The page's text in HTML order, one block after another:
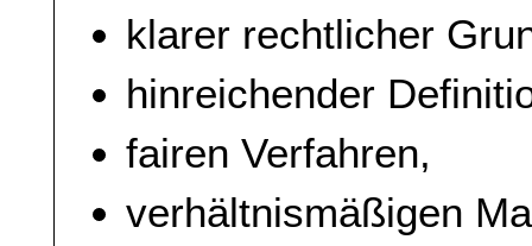
klarer rechtlicher
hinreichender
fairen Verfahren,
verhältnismäßigen